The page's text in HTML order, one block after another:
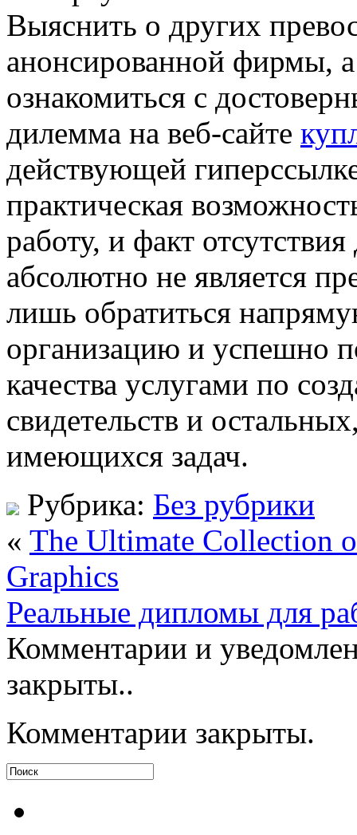
Выяснить о других
анонсированной фирмы,
ознакомиться с
дилемма на веб-сайте
действующей
практическая
работу, и факт
абсолютно не является
лишь обратиться
организацию и успешно
качества услугами по
свидетельств и
имеющихся задач.
Рубрика: Без рубрики
« The Ultimate Collection
Graphics
Реальные дипломы для
Комментарии и
закрыты..
Комментарии закрыты.